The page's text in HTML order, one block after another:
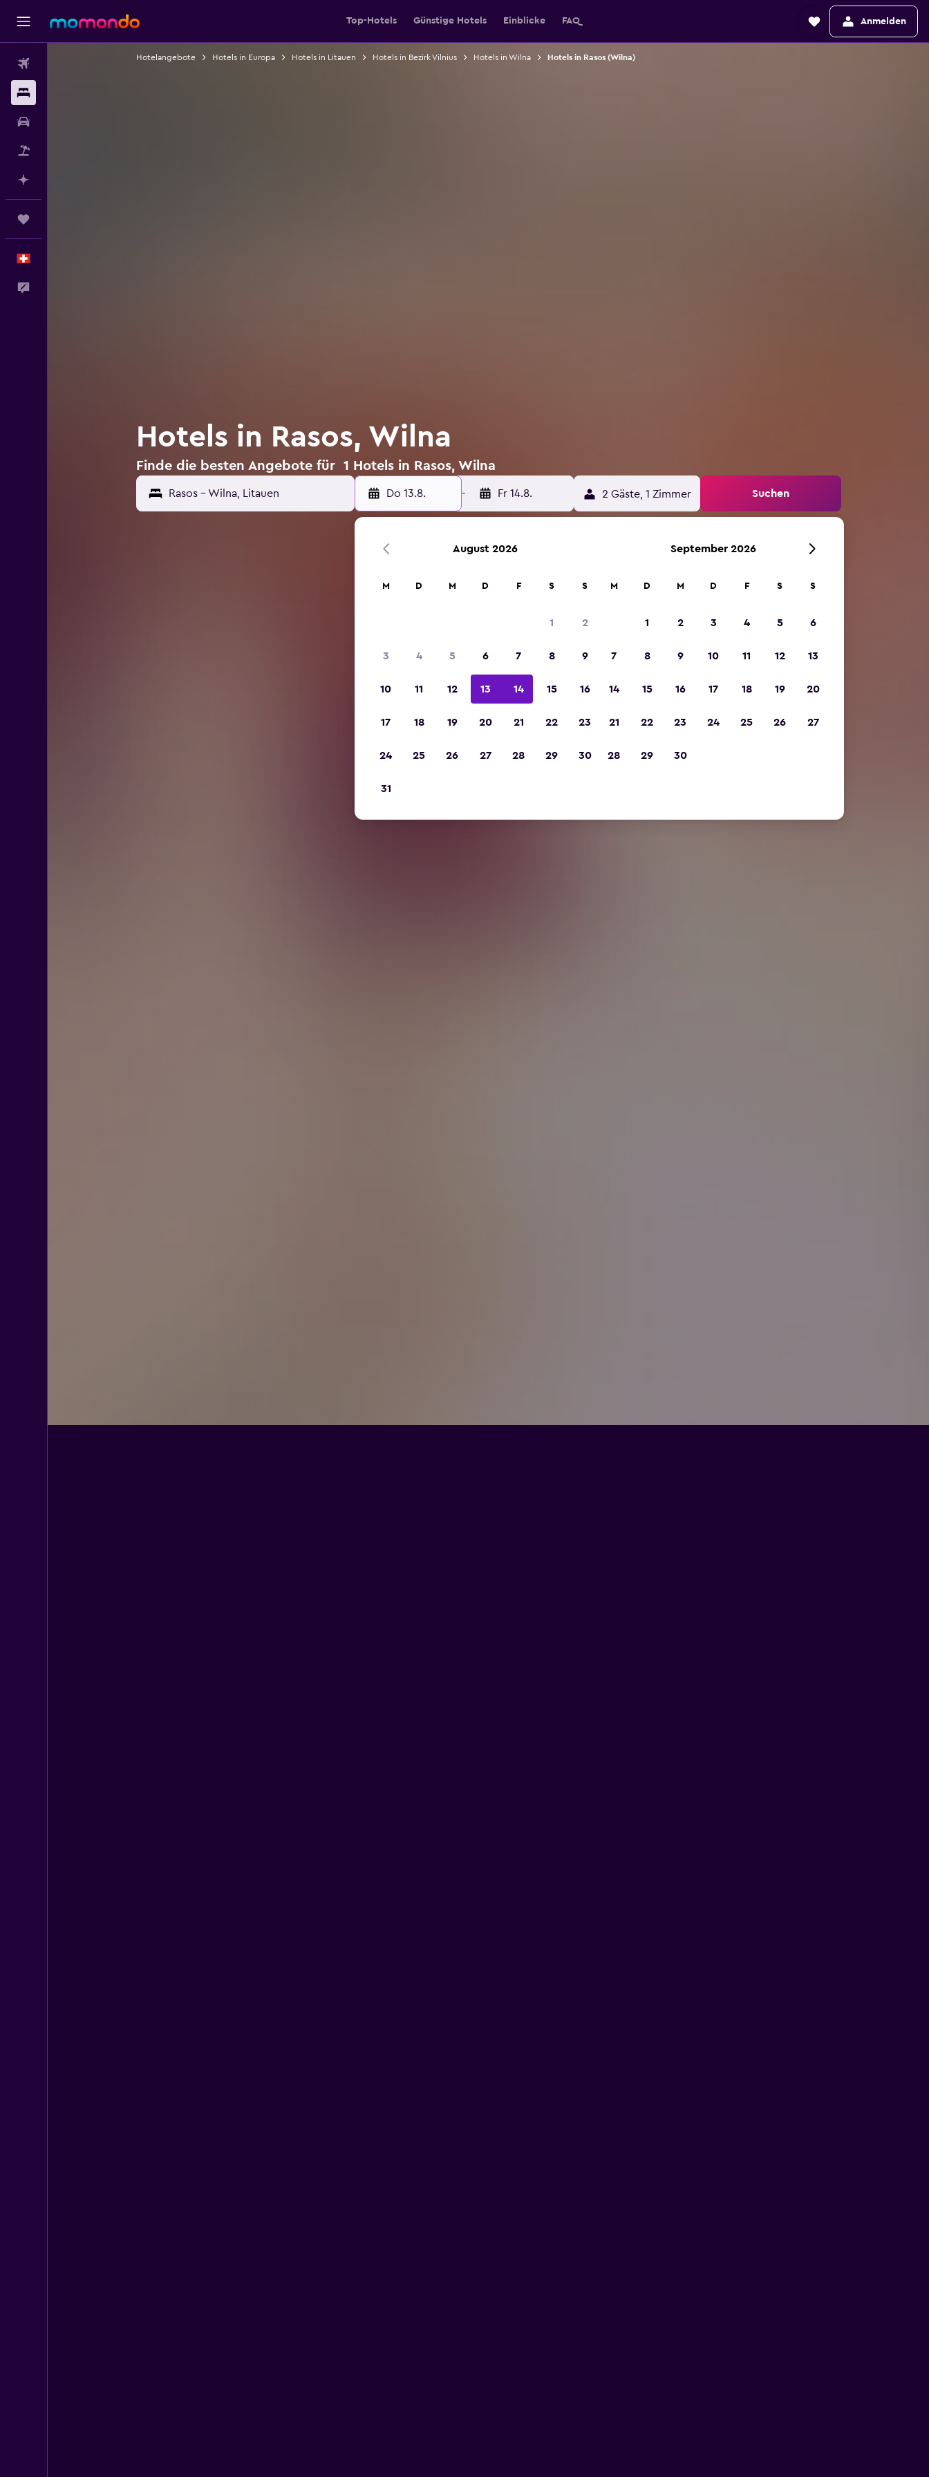
Top-Hotels Günstige Hotels Einblicke FAQ Anmelden
Hotelangebote Hotels in Europa Hotels in Litauen Hotels in Bezirk Vilnius Hotels in Wilna Hotels in Rasos (Wilna)
Hotels in Rasos, Wilna
Finde die besten Angebote für 1 Hotels in Rasos, Wilna
Rasos - Wilna, Litauen Do 13.8. - Fr 14.8. 2 Gäste, 1 Zimmer Suchen
August 2026
M D M D F S S
1 2
3 4 5 6 7 8 9
10 11 12 13 14 15 16
17 18 19 20 21 22 23
24 25 26 27 28 29 30
31
September 2026
M D M D F S S
1 2 3 4 5 6
7 8 9 10 11 12 13
14 15 16 17 18 19 20
21 22 23 24 25 26 27
28 29 30